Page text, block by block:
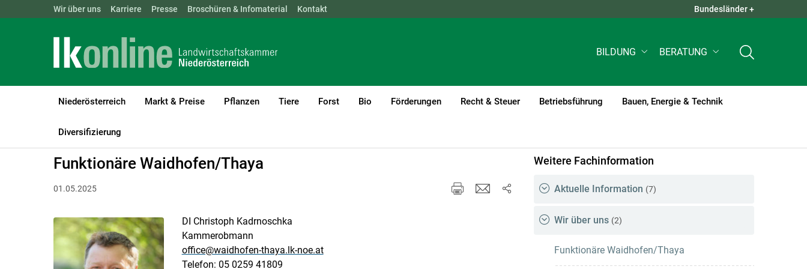
Landwirtschaftskammern: ÖSTERREICH BGLD KTN NÖ OÖ SBG QUICK LINKS +
Wir über uns Karriere Presse Broschüren & Infomaterial Kontakt Bundesländer +
BILDUNG BERATUNG
Niederösterreich Markt & Preise Pflanzen Tiere Forst Bio Förderungen Recht & Steuer Betriebsführung Bauen, Energie & Technik
Diversifizierung
LK Niederösterreich
Funktionäre Waidhofen/Thaya
01.05.2025
DI Christoph Kadrnoschka
Kammerobmann
office@waidhofen-thaya.lk-noe.at
Telefon: 05 0259 41809
Weitere Fachinformation
Aktuelle Information (7)
Wir über uns (2)
Funktionäre Waidhofen/Thaya